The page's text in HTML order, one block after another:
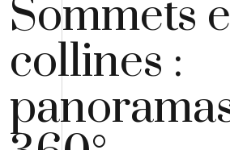
Sommets
collines :